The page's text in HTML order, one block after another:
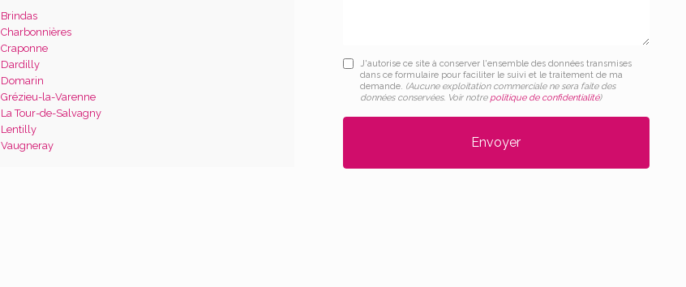
Brindas
Charbonnières
Craponne
Dardilly
Domarin
Grézieu-la-Varenne
La Tour-de-Salvagny
Lentilly
Vaugneray
J'autorise ce site à conserver l'ensemble des données transmises
dans ce formulaire pour faciliter le suivi et le traitement de ma
demande. (Aucune exploitation commerciale ne sera faite des
données conservées. Voir notre politique de confidentialité)